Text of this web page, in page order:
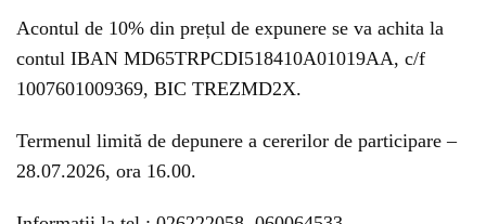
Acontul de 10% din prețul de expunere se va achita la
contul IBAN MD65TRPCDI518410A01019AA, c/f
1007601009369, BIC TREZMD2X.
Termenul limită de depunere a cererilor de participare –
28.07.2026, ora 16.00.